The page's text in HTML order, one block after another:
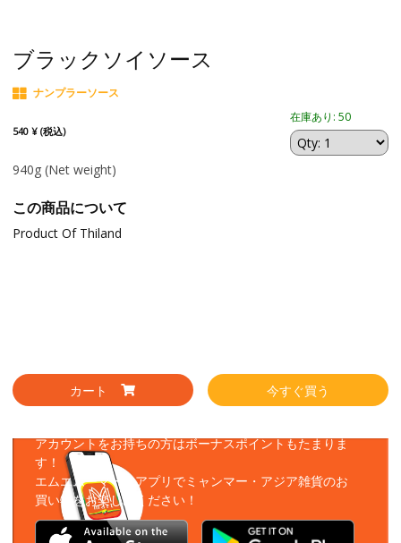
ブラックソイソース
ナンプラーソース
540 ¥ (税込)
在庫あり: 50
940g (Net weight)
この商品について
Product Of Thiland
カート 今すぐ買う
アカウントをお持ちの方はボーナスポイントもたまりま
す！
エムエムーマートアプリでミャンマー・アジア雑貨のお
買い物をお楽しみください！